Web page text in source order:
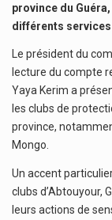
province du
différents services
Le président du
lecture du compte
Yaya Kerim a
les clubs de
province,
Mongo.
Un accent
clubs d’Abtouyour,
leurs actions de